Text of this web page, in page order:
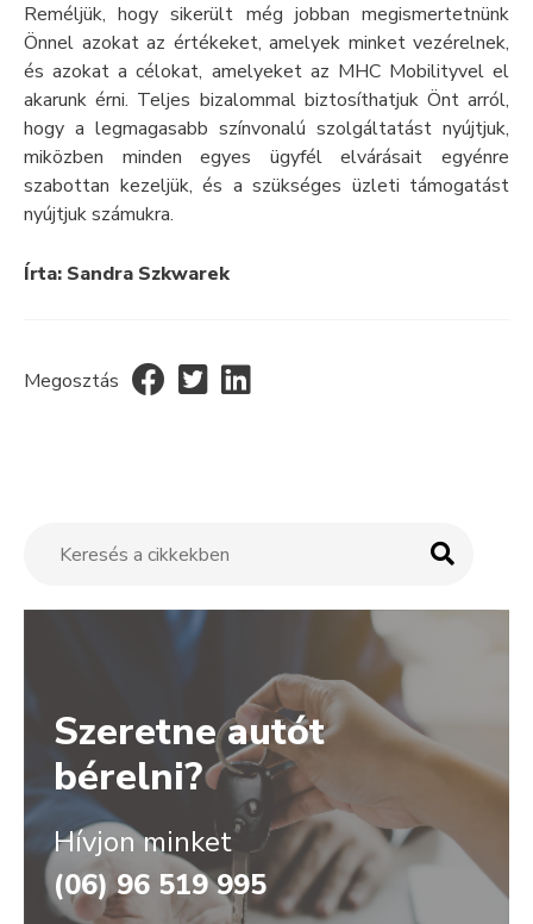
Reméljük, hogy sikerült még jobban megismertetnünk
Önnel azokat az értékeket, amelyek minket vezérelnek,
és azokat a célokat, amelyeket az MHC Mobilityvel el
akarunk érni. Teljes bizalommal biztosíthatjuk Önt arról,
hogy a legmagasabb színvonalú szolgáltatást nyújtjuk,
miközben minden egyes ügyfél elvárásait egyénre
szabottan kezeljük, és a szükséges üzleti támogatást
nyújtjuk számukra.
Írta: Sandra Szkwarek
Megosztás
Szeretne autót
bérelni?
Hívjon minket
(06) 96 519 995